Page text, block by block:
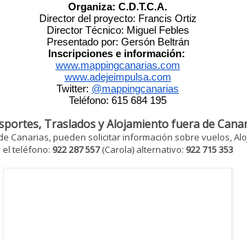
Organiza: C.D.T.C.A.
Director del proyecto: Francis Ortiz
Director Técnico: Miguel Febles
Presentado por: Gersón Beltrán
Inscripciones e información:
www.mappingcanarias.com
www.adejeimpulsa.com
Twitter: @mappingcanarias
Teléfono: 615 684 195
Traslados y Alojamiento fuera de
Canarias, pueden solicitar información sobre vuelos,
el teléfono: 922 287 557(Carola) alternativo: 922 715 353